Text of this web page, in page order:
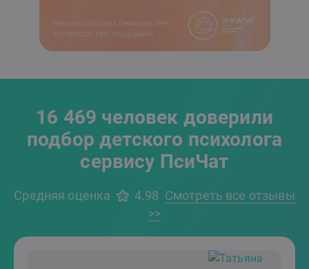
16 469 человек доверили
подбор детского психолога
сервису ПсиЧат
Средняя оценка 4.98 Смотреть все отзывы
>>